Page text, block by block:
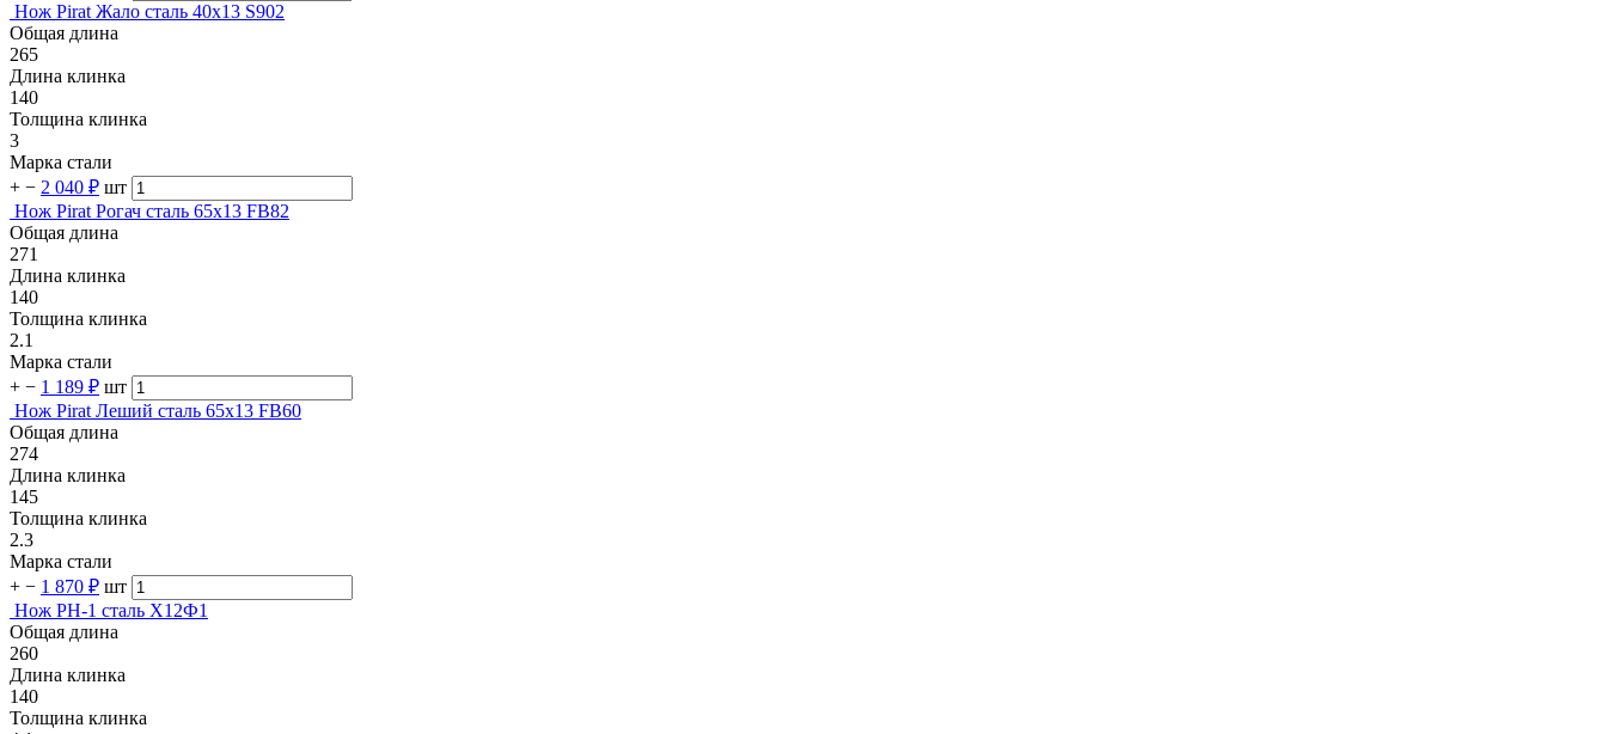
Нож Pirat Жало сталь 40х13 S902
Общая длина
265
Длина клинка
140
Толщина клинка
3
Марка стали
+ − 2 040 ₽ шт
Нож Pirat Рогач сталь 65х13 FB82
Общая длина
271
Длина клинка
140
Толщина клинка
2.1
Марка стали
+ − 1 189 ₽ шт
Нож Pirat Леший сталь 65х13 FB60
Общая длина
274
Длина клинка
145
Толщина клинка
2.3
Марка стали
+ − 1 870 ₽ шт
Нож РН-1 сталь Х12Ф1
Общая длина
260
Длина клинка
140
Толщина клинка